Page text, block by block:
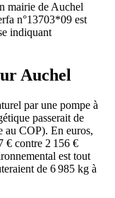
mairie de Auchel
n°13703*09 est
indiquant
Auchel
par une pompe à
passerait de
au COP). En euros,
€ contre 2 156 €
est tout
de 6 985 kg à